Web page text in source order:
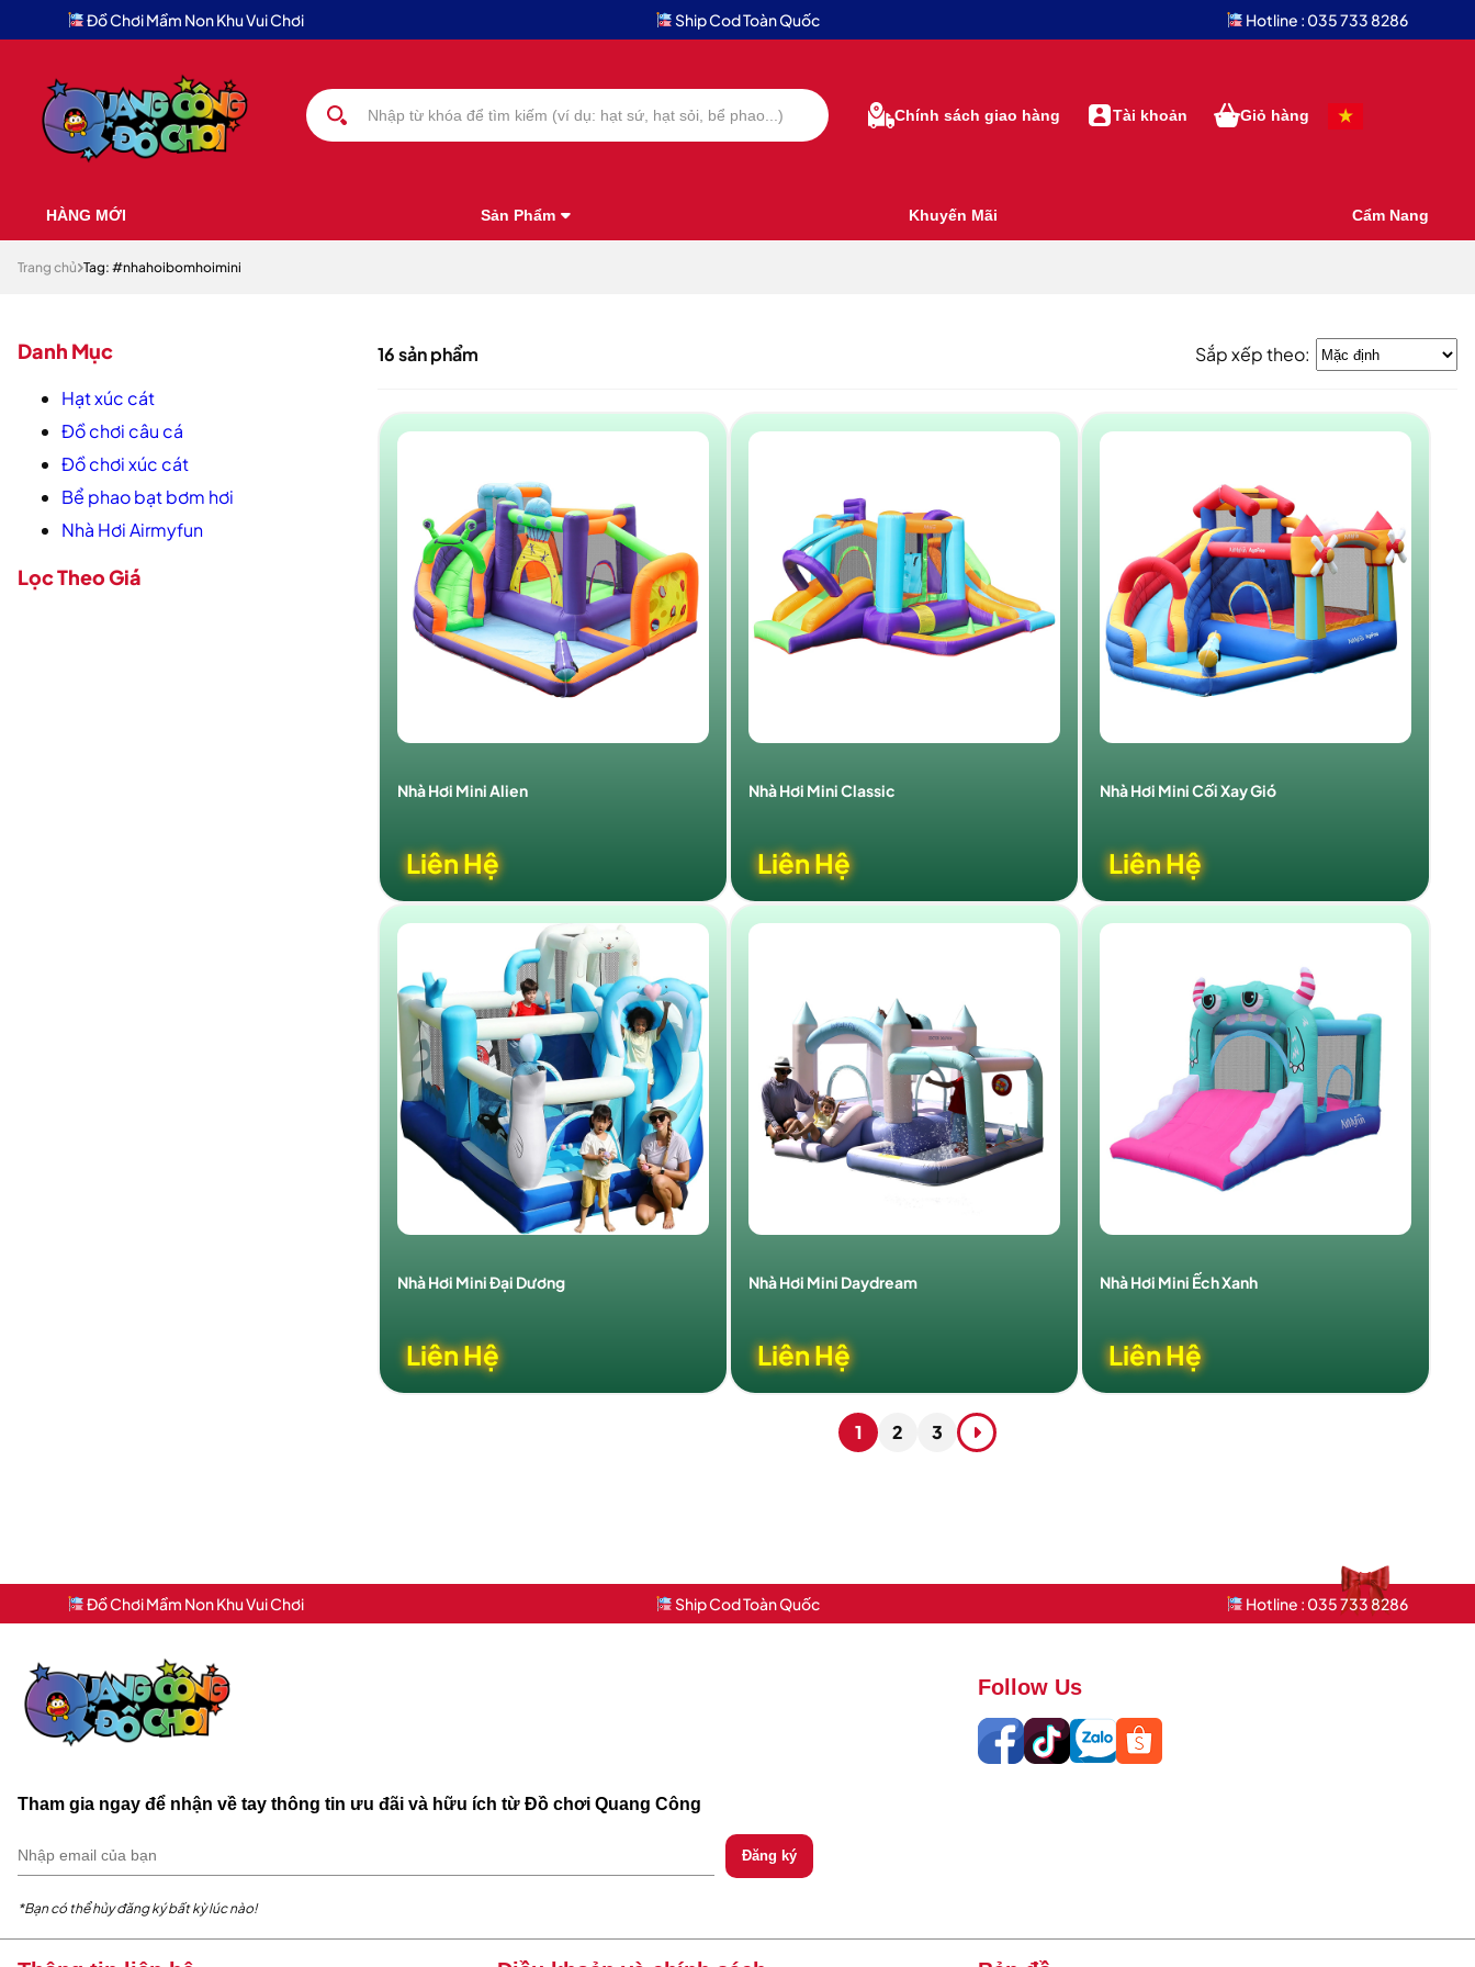
Đồ Chơi Mầm Non Khu Vui Chơi Ship Cod Toàn Quốc Hotline : 035 733 8286
Chính sách giao hàng Tài khoản Giỏ hàng
HÀNG MỚI Sản Phẩm Khuyến Mãi Cẩm Nang
Trang chủ Tag: #nhahoibomhoimini
Danh Mục
Hạt xúc cát
Đồ chơi câu cá
Đồ chơi xúc cát
Bể phao bạt bơm hơi
Nhà Hơi Airmyfun
Lọc Theo Giá
16 sản phẩm Sắp xếp theo:
Nhà Hơi Mini Alien
Liên Hệ
Nhà Hơi Mini Classic
Liên Hệ
Nhà Hơi Mini Cối Xay Gió
Liên Hệ
Nhà Hơi Mini Đại Dương
Liên Hệ
Nhà Hơi Mini Daydream
Liên Hệ
Nhà Hơi Mini Ếch Xanh
Liên Hệ
1 2 3
Đồ Chơi Mầm Non Khu Vui Chơi Ship Cod Toàn Quốc Hotline : 035 733 8286
Tham gia ngay để nhận về tay thông tin ưu đãi và hữu ích từ Đồ chơi Quang Công
*Bạn có thể hủy đăng ký bất kỳ lúc nào!
Follow Us